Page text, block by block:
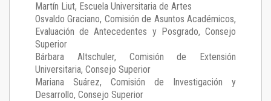
Martín Liut, Escuela Universitaria de Artes
Osvaldo Graciano, Comisión de Asuntos Académicos,
Evaluación de Antecedentes y Posgrado, Consejo
Superior
Bárbara Altschuler, Comisión de Extensión
Universitaria, Consejo Superior
Mariana Suárez, Comisión de Investigación y
Desarrollo, Consejo Superior